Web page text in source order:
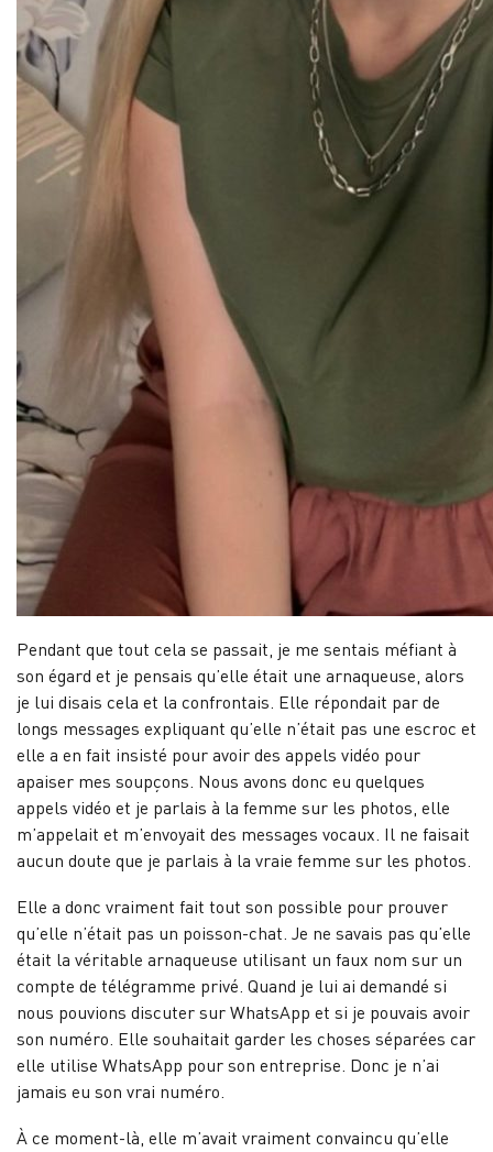
Pendant que tout cela se passait, je me sentais méfiant à
son égard et je pensais qu’elle était une arnaqueuse, alors
je lui disais cela et la confrontais. Elle répondait par de
longs messages expliquant qu’elle n’était pas une escroc et
elle a en fait insisté pour avoir des appels vidéo pour
apaiser mes soupçons. Nous avons donc eu quelques
appels vidéo et je parlais à la femme sur les photos, elle
m’appelait et m’envoyait des messages vocaux. Il ne faisait
aucun doute que je parlais à la vraie femme sur les photos.
Elle a donc vraiment fait tout son possible pour prouver
qu’elle n’était pas un poisson-chat. Je ne savais pas qu’elle
était la véritable arnaqueuse utilisant un faux nom sur un
compte de télégramme privé. Quand je lui ai demandé si
nous pouvions discuter sur WhatsApp et si je pouvais avoir
son numéro. Elle souhaitait garder les choses séparées car
elle utilise WhatsApp pour son entreprise. Donc je n’ai
jamais eu son vrai numéro.
À ce moment-là, elle m’avait vraiment convaincu qu’elle